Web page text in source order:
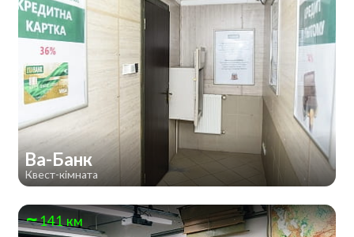
Ва-Банк
Квест-кімната
141 км